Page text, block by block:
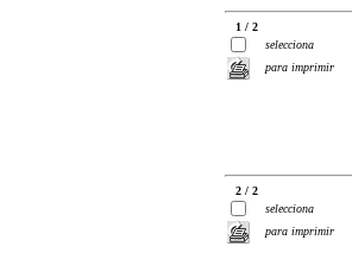
1 / 2
selecciona
para imprimir
2 / 2
selecciona
para imprimir